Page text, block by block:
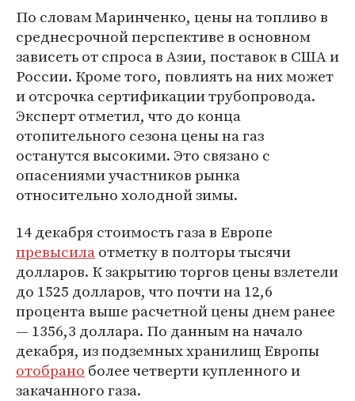
По словам Маринченко, цены на топливо в
среднесрочной перспективе в основном
зависеть от спроса в Азии, поставок в США и
России. Кроме того, повлиять на них может
и отсрочка сертификации трубопровода.
Эксперт отметил, что до конца
отопительного сезона цены на газ
останутся высокими. Это связано с
опасениями участников рынка
относительно холодной зимы.
14 декабря стоимость газа в Европе
превысилаотметку в полторы тысячи
долларов. К закрытию торгов цены взлетели
до 1525 долларов, что почти на 12,6
процента выше расчетной цены днем ранее
— 1356,3 доллара. По данным на начало
декабря, из подземных хранилищ Европы
отобрано более четверти купленного и
закачанного газа.